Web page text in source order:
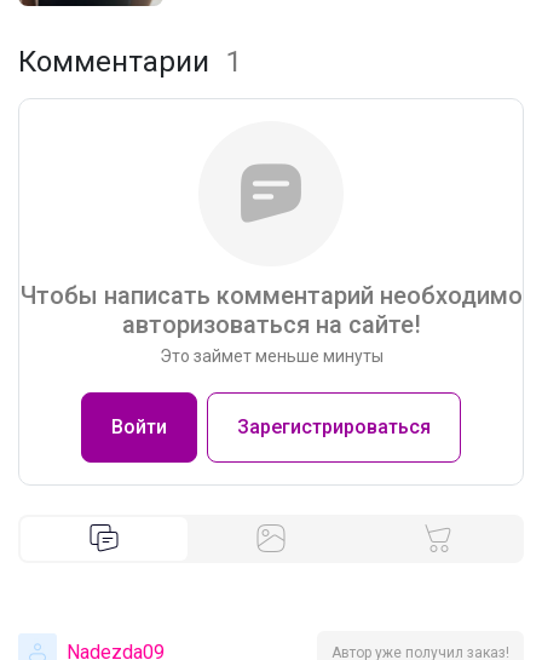
Комментарии 1
Чтобы написать комментарий необходимо
авторизоваться на сайте!
Это займет меньше минуты
Войти Зарегистрироваться
Nadezda09 Автор уже получил заказ!